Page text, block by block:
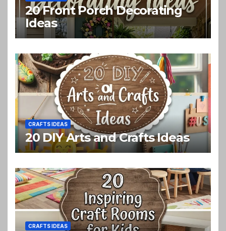
20 Front Porch Decorating
Ideas
CRAFTS IDEAS
20 DIY Arts and Crafts Ideas
CRAFTS IDEAS